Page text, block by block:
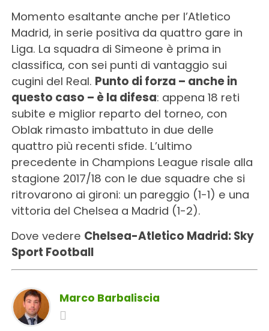
Momento esaltante anche per l’Atletico
Madrid, in serie positiva da quattro gare in
Liga. La squadra di Simeone è prima in
classifica, con sei punti di vantaggio sui
cugini del Real. Punto di forza – anche in
questo caso – è la difesa: appena 18 reti
subite e miglior reparto del torneo, con
Oblak rimasto imbattuto in due delle
quattro più recenti sfide. L’ultimo
precedente in Champions League risale alla
stagione 2017/18 con le due squadre che si
ritrovarono ai gironi: un pareggio (1-1) e una
vittoria del Chelsea a Madrid (1-2).
Dove vedere Chelsea-Atletico Madrid: Sky
Sport Football
Marco Barbaliscia